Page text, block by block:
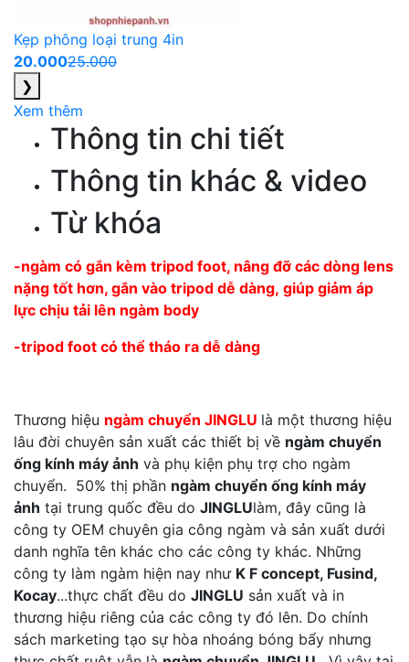
Kẹp phông loại trung 4in
20.00025.000
❯
Xem thêm
Thông tin chi tiết
Thông tin khác & video
Từ khóa
-ngàm có gắn kèm tripod foot, nâng đỡ các dòng lens
nặng tốt hơn, gắn vào tripod dễ dàng, giúp giảm áp
lực chịu tải lên ngàm body
-tripod foot có thể tháo ra dễ dàng
Thương hiệu ngàm chuyển JINGLU là một thương hiệu
lâu đời chuyên sản xuất các thiết bị về ngàm chuyển
ống kính máy ảnh và phụ kiện phụ trợ cho ngàm
chuyển. 50% thị phần ngàm chuyển ống kính máy
ảnh tại trung quốc đều do JINGLUlàm, đây cũng là
công ty OEM chuyên gia công ngàm và sản xuất dưới
danh nghĩa tên khác cho các công ty khác. Những
công ty làm ngàm hiện nay như K F concept, Fusind,
Kocay...thực chất đều do JINGLU sản xuất và in
thương hiệu riêng của các công ty đó lên. Do chính
sách marketing tạo sự hòa nhoáng bóng bẩy nhưng